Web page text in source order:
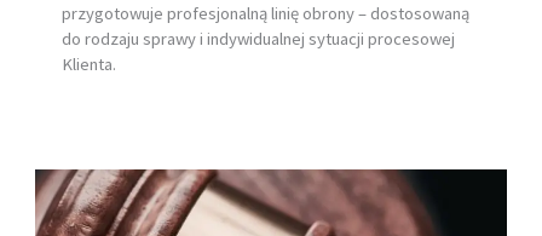
przygotowuje profesjonalną linię obrony – dostosowaną
do rodzaju sprawy i indywidualnej sytuacji procesowej
Klienta.